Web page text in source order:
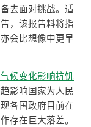
去面对挑战。适
，该报告料将指
会比想像中更早
候变化影响抗饥
影响国家为人民
各国政府目前在
存在巨大落差。